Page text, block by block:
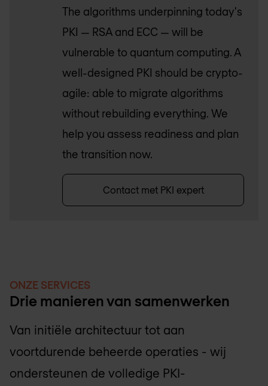
The algorithms underpinning today's
PKI — RSA and ECC — will be
vulnerable to quantum computing. A
well-designed PKI should be crypto-
agile: able to migrate algorithms
without rebuilding everything. We
help you assess readiness and plan
the transition now.
Contact met PKI expert
ONZE SERVICES
Drie manieren van samenwerken
Van initiële architectuur tot aan
voortdurende beheerde operaties - wij
ondersteunen de volledige PKI-